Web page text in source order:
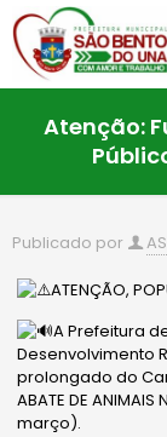
Atenção:
Publicado por
ATENÇÃO,
A Prefeitura
Desenvolvimento
prolongado do
ABATE DE
março).